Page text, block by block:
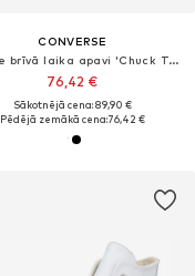
CONVERSE
Augstie brīvā laika apavi 'Chuck TayIor All Star Lift Platform'
76,42 €
Sākotnējā cena: 89,90 €
Pēdējā zemākā cena:76,42 €